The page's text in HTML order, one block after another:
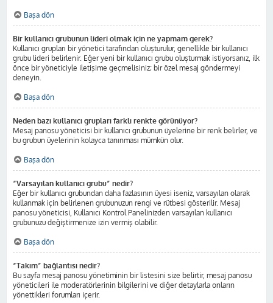
Başa dön
Bir kullanıcı grubunun lideri olmak için ne yapmam gerek?
Kullanıcı grupları bir yönetici tarafından oluşturulur, genellikle bir kullanıcı
grubu lideri belirlenir. Eğer yeni bir kullanıcı grubu oluşturmak istiyorsanız, ilk
önce bir yöneticiyle iletişime geçmelisiniz; bir özel mesaj göndermeyi
deneyin.
Başa dön
Neden bazı kullanıcı grupları farklı renkte görünüyor?
Mesaj panosu yöneticisi bir kullanıcı grubunun üyelerine bir renk belirler, ve
bu grubun üyelerinin kolayca tanınması mümkün olur.
Başa dön
“Varsayılan kullanıcı grubu” nedir?
Eğer bir kullanıcı grubundan daha fazlasının üyesi iseniz, varsayılan olarak
kullanmak için belirlenen grubunuzun rengi ve rütbesi gösterilir. Mesaj
panosu yöneticisi, Kullanıcı Kontrol Panelinizden varsayılan kullanıcı
grubunuzu değiştirmenize izin vermiş olabilir.
Başa dön
“Takım” bağlantısı nedir?
Bu sayfa mesaj panosu yönetiminin bir listesini size belirtir, mesaj panosu
yöneticileri ile moderatörlerinin bilgilerini ve diğer detaylarla onların
yönettikleri forumları içerir.